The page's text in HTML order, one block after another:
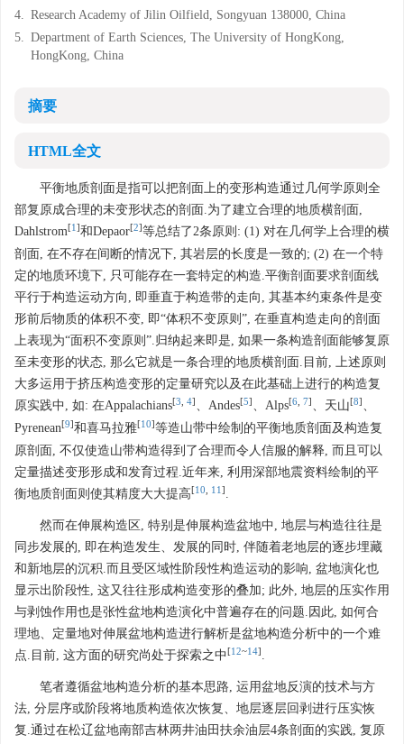
4. Research Academy of Jilin Oilfield, Songyuan 138000, China
5. Department of Earth Sciences, The University of HongKong,
HongKong, China
摘要
HTML全文
平衡地质剖面是指可以把剖面上的变形构造通过几何学原则全
部复原成合理的未变形状态的剖面.为了建立合理的地质横剖面,
Dahlstrom[1 ]和Depaor[2]等总结了2条原则: (1) 对在几何学上合理的横
剖面, 在不存在间断的情况下, 其岩层的长度是一致的; (2) 在一个特
定的地质环境下, 只可能存在一套特定的构造.平衡剖面要求剖面线
平行于构造运动方向, 即垂直于构造带的走向, 其基本约束条件是变
形前后物质的体积不变, 即“体积不变原则”, 在垂直构造走向的剖面
上表现为“面积不变原则”.归纳起来即是, 如果一条构造剖面能够复原
至未变形的状态, 那么它就是一条合理的地质横剖面.目前, 上述原则
大多运用于挤压构造变形的定量研究以及在此基础上进行的构造复
原实践中, 如: 在Appalachians[3 4] 、Andes[5] 、Alps[6 7] 、天山[8] 、
Pyrenean[9]和喜马拉雅[10]等造山带中绘制的平衡地质剖面及构造复
原剖面, 不仅使造山带构造得到了合理而令人信服的解释, 而且可以
定量描述变形形成和发育过程.近年来, 利用深部地震资料绘制的平
衡地质剖面则使其精度大大提高[10 11 ] .
然而在伸展构造区, 特别是伸展构造盆地中, 地层与构造往往是
同步发展的, 即在构造发生、发展的同时, 伴随着老地层的逐步埋藏
和新地层的沉积.而且受区域性阶段性构造运动的影响, 盆地演化也
显示出阶段性, 这又往往形成构造变形的叠加; 此外, 地层的压实作用
与剥蚀作用也是张性盆地构造演化中普遍存在的问题.因此, 如何合
理地、定量地对伸展盆地构造进行解析是盆地构造分析中的一个难
点.目前, 这方面的研究尚处于探索之中 [12~14] .
笔者遵循盆地构造分析的基本思路, 运用盆地反演的技术与方
法, 分层序或阶段将地质构造依次恢复、地层逐层回剥进行压实恢
复.通过在松辽盆地南部吉林两井油田扶余油层4条剖面的实践, 复原